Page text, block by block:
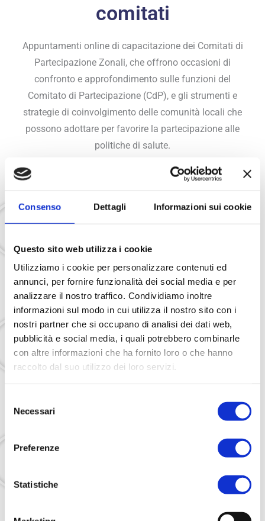
Consenso Dettagli Informazioni sui cookie
Questo sito web utilizza i cookie
Utilizziamo i cookie per personalizzare contenuti ed
annunci, per fornire funzionalità dei social media e per
analizzare il nostro traffico. Condividiamo inoltre
informazioni sul modo in cui utilizza il nostro sito con i
nostri partner che si occupano di analisi dei dati web,
pubblicità e social media, i quali potrebbero combinarle
con altre informazioni che ha fornito loro o che hanno
raccolto dal suo utilizzo dei loro servizi.
delNecessari
Preferenze
Statistiche
comitati
Appuntamenti online di capacitazione dei Comitati di
Partecipazione Zonali, che offrono occasioni di
confronto e approfondimento sulle funzioni del
Comitato di Partecipazione (CdP), e gli strumenti e
strategie di coinvolgimento delle comunità locali che
possono adottare per favorire la partecipazione alle
politiche di salute.
Primo Workshop di Capacitazione:
30 novembre 2021
7 dicembre 2021
Secondo Workshop di Capacitazione: